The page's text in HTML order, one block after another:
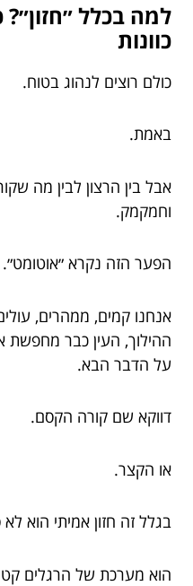
למה בכלל
כוונות
כולם רוצים לנהוג בטוח.
באמת.
אבל בין הרצון לבין מה
וחמקמק.
הפער הזה נקרא ״אוטומט״.
אנחנו קמים, ממהרים,
ההילוך, העין כבר מחפשת
על הדבר הבא.
דווקא שם קורה הקסם.
או הקצר.
בגלל זה חזון אמיתי הוא
הוא מערכת של הרגלים